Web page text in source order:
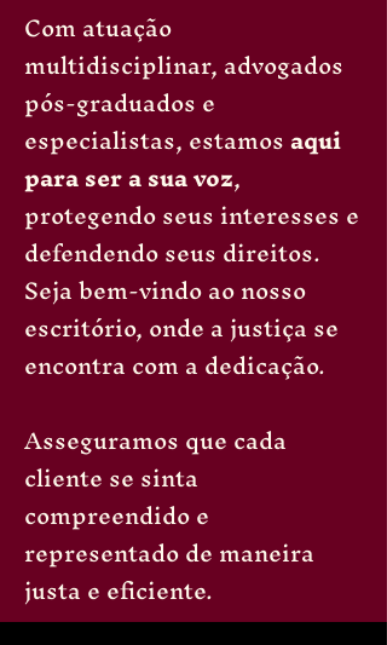
Com atuação
multidisciplinar, advogados
pós-graduados e
especialistas, estamosaqui
para ser a sua voz,
protegendo seus interesses e
defendendo seus direitos.
Seja bem-vindo ao nosso
escritório, onde a justiça se
encontra com a dedicação.
Asseguramos que cada
cliente se sinta
compreendido e
representado de maneira
justa e eficiente.